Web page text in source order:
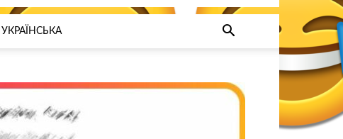
УКРАЇНСЬКА